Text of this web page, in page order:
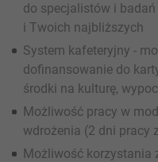
do specjalistów i
i Twoich najbliższych
System kafeteryjny -
dofinansowanie do
środki na kulturę,
Możliwość pracy w
wdrożenia (2 dni pracy
Możliwość korzystania